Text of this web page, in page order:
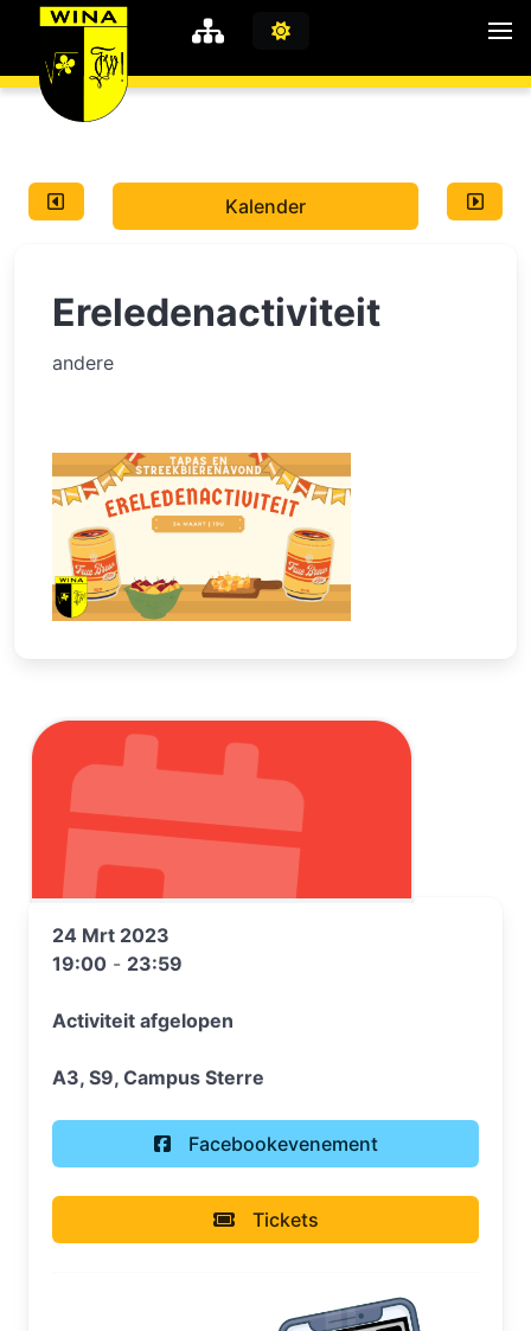
WiNA MyWiNA
Kalender
Ereledenactiviteit
andere
24 Mrt 2023
19:00 - 23:59
Activiteit afgelopen
A3, S9, Campus Sterre
Facebookevenement
Tickets